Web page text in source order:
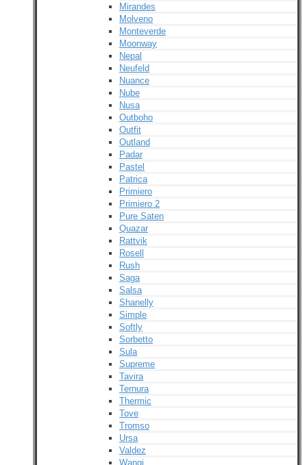
Mirandes
Molveno
Monteverde
Moonway
Nepal
Neufeld
Nuance
Nube
Nusa
Outboho
Outfit
Outland
Padar
Pastel
Patrica
Primiero
Primiero 2
Pure Saten
Quazar
Rattvik
Rosell
Rush
Saga
Salsa
Shanelly
Simple
Softly
Sorbetto
Sula
Supreme
Tavira
Ternura
Thermic
Tove
Tromso
Ursa
Valdez
Wangi